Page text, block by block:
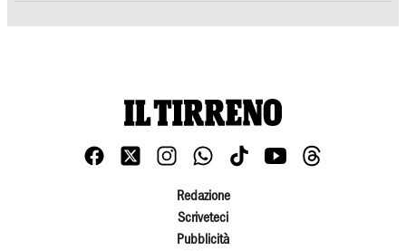
Redazione
Scriveteci
Pubblicità